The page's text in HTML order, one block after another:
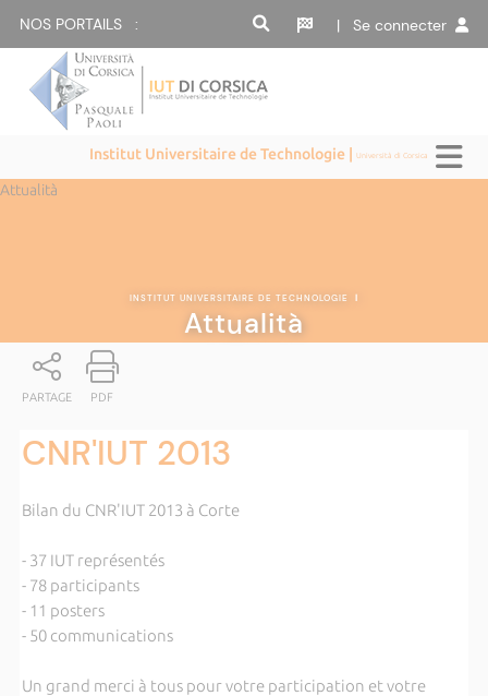
NOS PORTAILS : | Se connecter
Institut Universitaire de Technologie |Università di Corsica
Attualità
INSTITUT UNIVERSITAIRE DE TECHNOLOGIE |
Attualità
PARTAGE PDF
CNR'IUT 2013
Bilan du CNR'IUT 2013 à Corte
- 37 IUT représentés
- 78 participants
- 11 posters
- 50 communications
Un grand merci à tous pour votre participation et votre